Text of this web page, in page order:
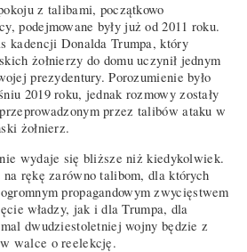
z talibami, początkowo
podejmowane były już od 2011 roku.
kadencji Donalda Trumpa, który
żołnierzy do domu uczynił jednym
prezydentury. Porozumienie było
2019 roku, jednak rozmowy zostały
przez talibów ataku w
żołnierz.
wydaje się bliższe niż kiedykolwiek.
rękę zarówno talibom, dla których
propagandowym zwycięstwem
władzy, jak i dla Trumpa, dla
dwudziestoletniej wojny będzie z
walce o reelekcję.